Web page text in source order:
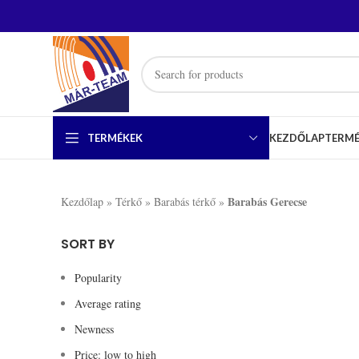
TERMÉKEK KEZDŐLAP
Kezdőlap » Térkő » Barabás térkő » Barabás Gerecse
SORT BY
Popularity
Average rating
Newness
Price: low to high